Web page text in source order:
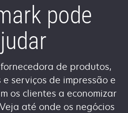
pode
de produtos,
serviços de impressão e
os clientes a economizar
até onde os negócios